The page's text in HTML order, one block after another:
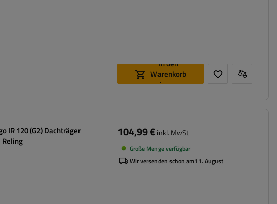
In den
Warenkorb
legen
IR 120 (G2) Dachträger
104,99 €inkl. MwSt
Große Menge verfügbar
Wir versenden schon am11. August